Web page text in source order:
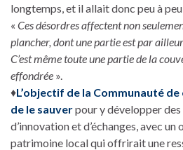
longtemps, et il allait donc peu à
« Ces désordres affectent non
plancher, dont une partie est par
C’est même toute une partie de la
effondrée ».
♦L’objectif de la Communauté
de le sauverpour y développer
d’innovation et d’échanges, avec
patrimoine local qui offrirait une